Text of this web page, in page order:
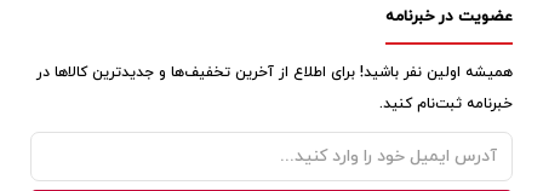
عضویت در خبرنامه
همیشه اولین نفر باشید! برای اطلاع از آخرین تخفیف‌ها و جدیدترین کالاها در
خبرنامه ثبت‌نام کنید.